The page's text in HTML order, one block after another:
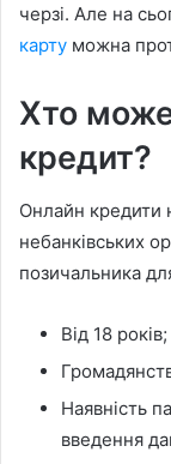
черзі. Але на
карту можна
Хто
кредит?
Онлайн кредити
небанківських
позичальника
Від 18 років;
Наявність
введення